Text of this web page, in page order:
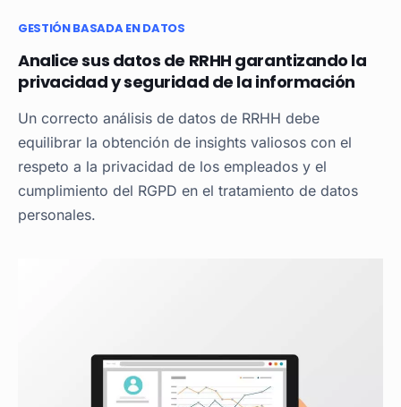
GESTIÓN BASADA EN DATOS
Analice sus datos de RRHH garantizando la
privacidad y seguridad de la información
Un correcto análisis de datos de RRHH debe
equilibrar la obtención de insights valiosos con el
respeto a la privacidad de los empleados y el
cumplimiento del RGPD en el tratamiento de datos
personales.